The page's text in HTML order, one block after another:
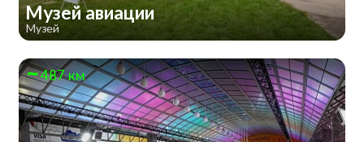
Музей авиации
Музей
487 км